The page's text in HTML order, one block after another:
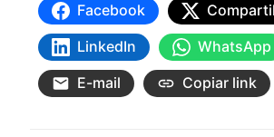
Facebook
LinkedIn
WhatsApp
E-mail
Copiar link